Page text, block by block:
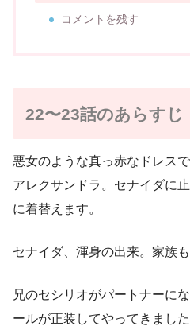
コメントを残す
22〜23話のあらすじ
悪女のような真っ赤なドレス
アレクサンドラ。セナイダに
に着替えます。
セナイダ、渾身の出来。家族
兄のセシリオがパートナーに
ールが正装してやってきまし